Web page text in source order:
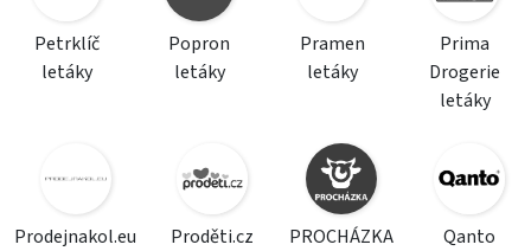
Petrklíč
letáky
Popron
letáky
Pramen
letáky
Prima
Drogerie
letáky
Prodejnakol.eu
Proděti.cz
PROCHÁZKA
Qanto